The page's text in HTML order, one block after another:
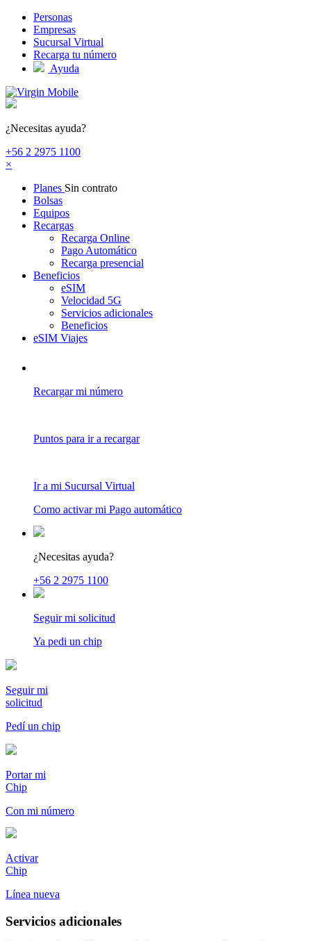
Pasar al contenido principal
Personas
Empresas
Sucursal Virtual
Recarga tu número
Ayuda
¿Necesitas ayuda?
+56 2 2975 1100
×
Planes Sin contrato
Bolsas
Equipos
Recargas
Recarga Online
Pago Automático
Recarga presencial
Beneficios
eSIM
Velocidad 5G
Servicios adicionales
Beneficios
eSIM Viajes
Recargar mi número
Puntos para ir a recargar
Ir a mi Sucursal Virtual
Como activar mi Pago automático
¿Necesitas ayuda?
+56 2 2975 1100
Seguir mi solicitud
Ya pedi un chip
Seguir mi
solicitud
Pedí un chip
Portar mi
Chip
Con mi número
Activar
Chip
Línea nueva
Servicios adicionales